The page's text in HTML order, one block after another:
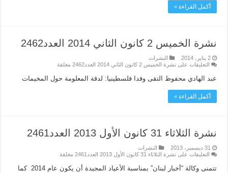
أكمل القراءة »
نشرة الخميس 2 كانون الثاني 2014 العدد2462
2 يناير، 2014
النشرات
التعليقات على نشرة الخميس 2 كانون الثاني 2014 العدد2462 مغلقة
عبد الهادي محفوظ التقى وفدا فلسطينيا: لدقة المعلومة حول المخيمات
أكمل القراءة »
نشرة الثلاثاء 31 كانون الأول 2013 العدد2461
31 ديسمبر، 2013
النشرات
التعليقات على نشرة الثلاثاء 31 كانون الأول 2013 العدد2461 مغلقة
تتمنى وكالة “أخبار لبنان” بمناسبة الأعياد المجيدة أن يكون عام 2014 كما